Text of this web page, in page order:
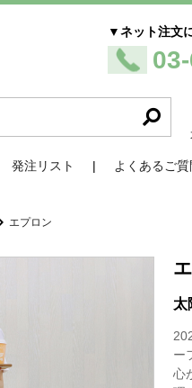
▼ネット注文
発注リスト よくあるご質
エプロン
太
ー
心